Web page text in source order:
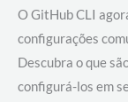
O GitHub CLI
configurações
Descubra o que
configurá-los em